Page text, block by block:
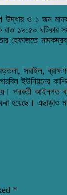
ও ১ জন মাদক
১৯:৫০
সরাইল,
ইউনিয়নের
পরবর্তী
এছাড়াও
*